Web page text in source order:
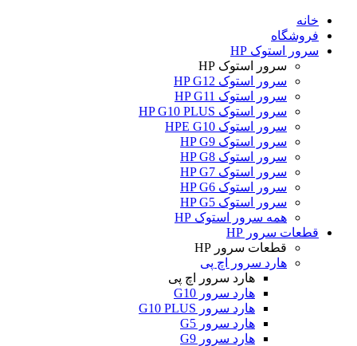
خانه
فروشگاه
سرور استوک HP
سرور استوک HP
سرور استوک HP G12
سرور استوک HP G11
سرور استوک HP G10 PLUS
سرور استوک HPE G10
سرور استوک HP G9
سرور استوک HP G8
سرور استوک HP G7
سرور استوک HP G6
سرور استوک HP G5
همه سرور استوک HP
قطعات سرور HP
قطعات سرور HP
هارد سرور اچ پی
هارد سرور اچ پی
هارد سرور G10
هارد سرور G10 PLUS
هارد سرور G5
هارد سرور G9